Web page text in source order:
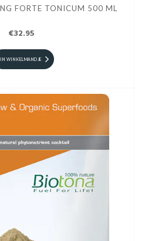
FORTE TONICUM 500 ML
€32.95
IN WINKELMANDJE